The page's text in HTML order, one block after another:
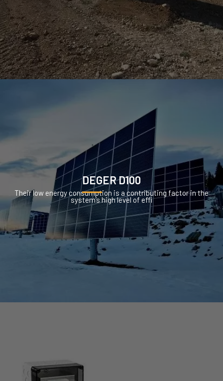
DEGER D100
Their low energy consumption is a contributing factor in the
system’s high level of effi